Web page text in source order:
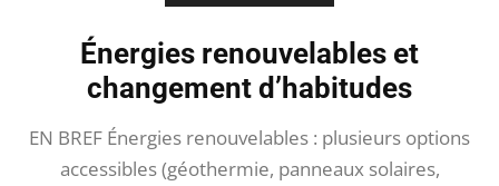
Énergies renouvelables et
changement d’habitudes
EN BREF Énergies renouvelables : plusieurs options
accessibles (géothermie, panneaux solaires,